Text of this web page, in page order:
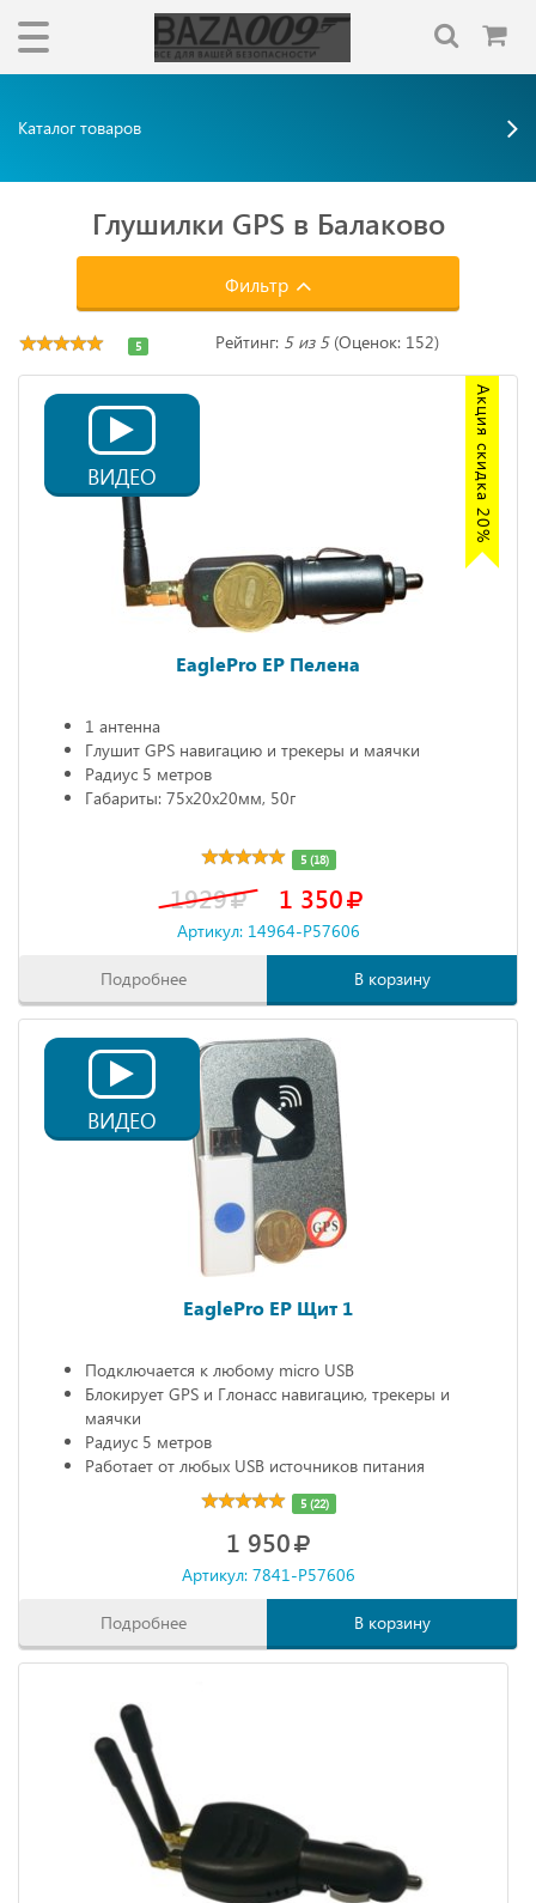
Каталог товаров
Глушилки GPS в Балаково
Фильтр
Акция скидка 20%
ВИДЕО
EaglePro EP Пелена
1 антенна
Глушит GPS навигацию и трекеры и маячки
Радиус 5 метров
Габариты: 75х20х20мм, 50г
5 (18)
1929 1 350
Артикул: 14964-P57606
Подробнее В корзину
ВИДЕО
EaglePro EP Щит 1
Подключается к любому micro USB
Блокирует GPS и Глонасс навигацию, трекеры и
маячки
Радиус 5 метров
Работает от любых USB источников питания
Габариты: 68х20х10 мм
5 (22)
1 950
Артикул: 7841-P57606
Подробнее В корзину
5 Рейтинг: 5 из 5(Оценок: 152)